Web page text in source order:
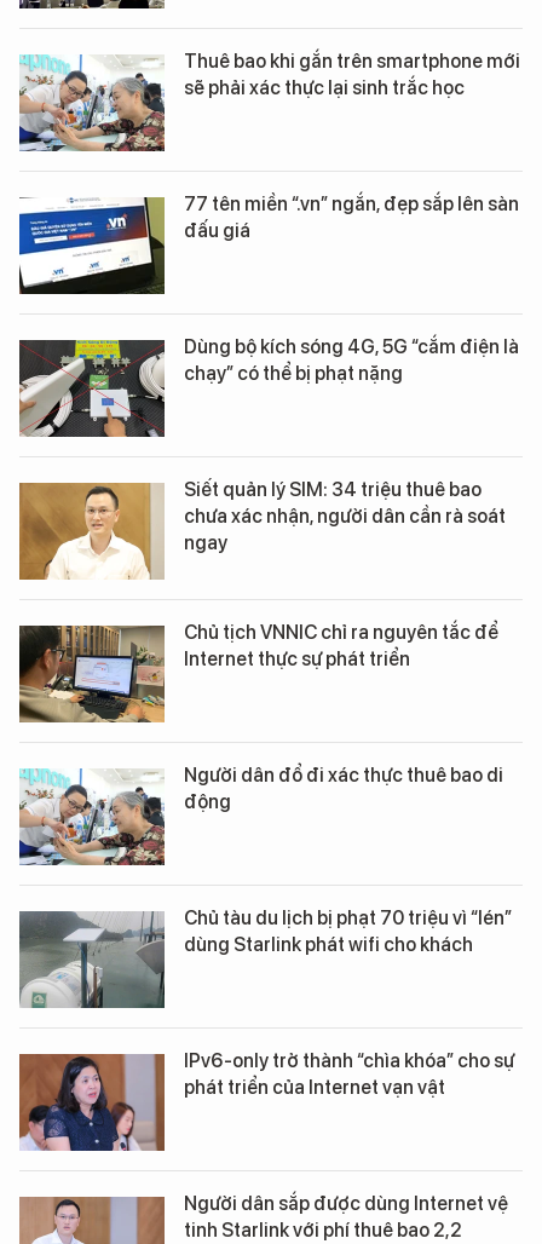
Thuê bao khi gắn trên smartphone mới
sẽ phải xác thực lại sinh trắc học
77 tên miền “.vn” ngắn, đẹp sắp lên sàn
đấu giá
Dùng bộ kích sóng 4G, 5G “cắm điện là
chạy” có thể bị phạt nặng
Siết quản lý SIM: 34 triệu thuê bao
chưa xác nhận, người dân cần rà soát
ngay
Chủ tịch VNNIC chỉ ra nguyên tắc để
Internet thực sự phát triển
Người dân đổ đi xác thực thuê bao di
động
Chủ tàu du lịch bị phạt 70 triệu vì “lén”
dùng Starlink phát wifi cho khách
IPv6-only trở thành “chìa khóa” cho sự
phát triển của Internet vạn vật
Người dân sắp được dùng Internet vệ
tinh Starlink với phí thuê bao 2,2